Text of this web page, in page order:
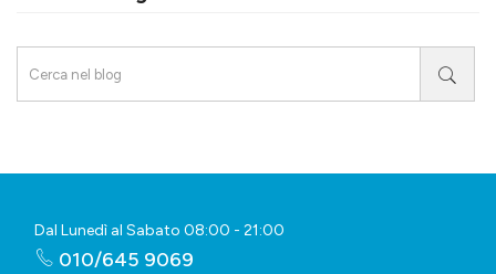
Dal Lunedì al Sabato 08:00 - 21:00
010/645 9069